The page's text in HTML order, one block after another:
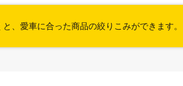
と、愛車に合った商品の絞りこみができます。